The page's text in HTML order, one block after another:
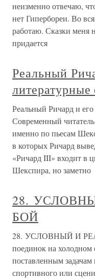
неизменно отвечаю,
нет Гипербореи. Во
работаю. Сказки меня
придается
Реальный
литературные
Реальный Ричард и
Современный
именно по пьесам
в которых Ричард
«Ричард III» входит в
Шекспира, но заметно
28.
БОЙ
28. УСЛОВНЫЙ И
поединок на холодном
поставленным
спортивного или